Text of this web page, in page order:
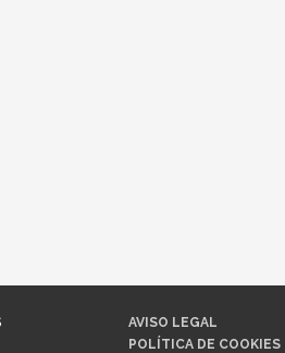
AVISO LEGAL
POLÍTICA DE COOKIES